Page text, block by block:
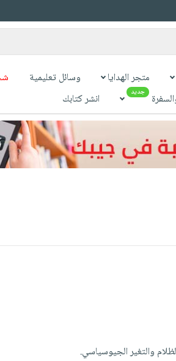
متجر الهدايا وسائل تعليمية
جديد انشر كتابك
والتغير الجيوسياسي.